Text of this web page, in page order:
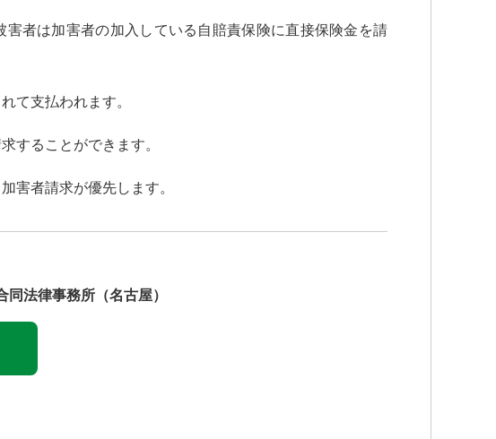
者は加害者の加入している自賠責保険に直接保険金を請
て支払われます。
することができます。
害者請求が優先します。
同法律事務所（名古屋）